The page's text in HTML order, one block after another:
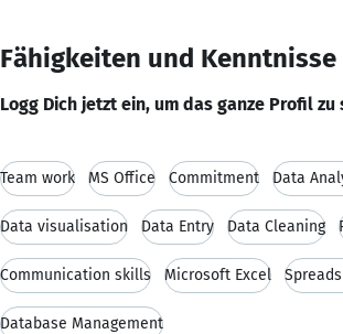
Fähigkeiten und Kenntnisse
Logg Dich jetzt ein, um das ganze Profil zu
Team work MS Office Commitment Data
Data visualisation Data Entry Data Cleaning
Communication skills Microsoft Excel
Database Management